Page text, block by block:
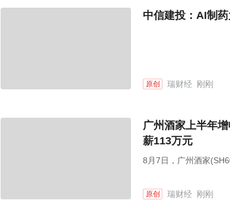
中信建投：AI制
原创 瑞财经 刚刚
广州酒家上半年
薪113万元
8月7日，广州酒家
原创 瑞财经 刚刚